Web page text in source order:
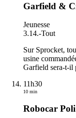
Garfield &
Jeunesse
3.14.-Tout
Sur Sprocket,
usine
Garfield sera-t-il
11h30
10 min
Robocar